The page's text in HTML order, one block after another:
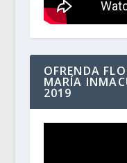
OFRENDA
MARÍA
2019